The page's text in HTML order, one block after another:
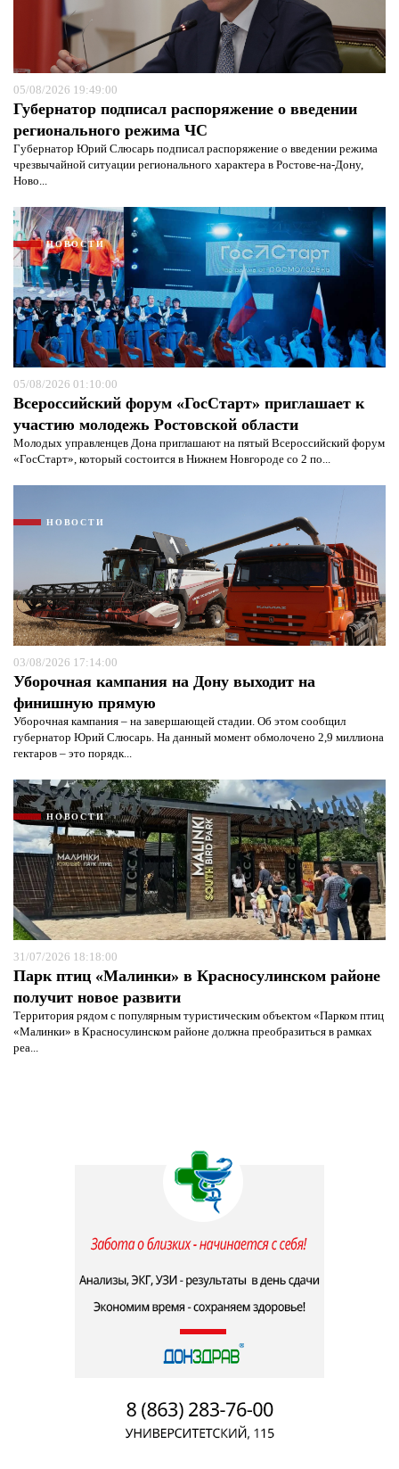
05/08/2026 19:49:00
Губернатор подписал распоряжение о введении
регионального режима ЧС
Губернатор Юрий Слюсарь подписал распоряжение о введении режима
чрезвычайной ситуации регионального характера в Ростове-на-Дону,
Ново...
НОВОСТИ
05/08/2026 01:10:00
Всероссийский форум «ГосСтарт» приглашает к
участию молодежь Ростовской области
Молодых управленцев Дона приглашают на пятый Всероссийский форум
«ГосСтарт», который состоится в Нижнем Новгороде со 2 по...
НОВОСТИ
03/08/2026 17:14:00
Уборочная кампания на Дону выходит на
финишную прямую
Уборочная кампания – на завершающей стадии. Об этом сообщил
губернатор Юрий Слюсарь. На данный момент обмолочено 2,9 миллиона
гектаров – это порядк...
НОВОСТИ
31/07/2026 18:18:00
Парк птиц «Малинки» в Красносулинском районе
получит новое развити
Территория рядом с популярным туристическим объектом «Парком птиц
«Малинки» в Красносулинском районе должна преобразиться в рамках
реа...
Я согласен сполитикой конфиденциальности и
защиты информации*